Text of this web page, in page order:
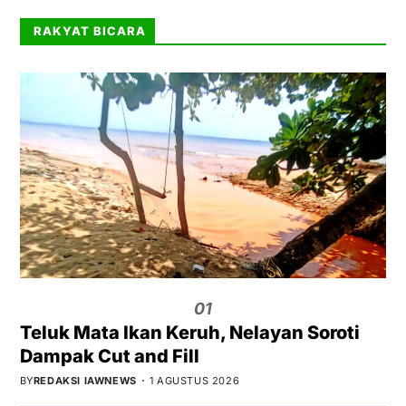
RAKYAT BICARA
01
Teluk Mata Ikan Keruh, Nelayan Soroti
Dampak Cut and Fill
BYREDAKSI IAWNEWS 1 AGUSTUS 2026